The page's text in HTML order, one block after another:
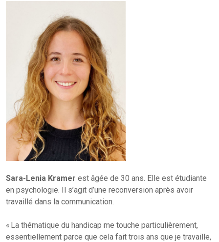
Sara-Lenia Kramer est âgée de 30 ans. Elle est étudiante
en psychologie. Il s’agit d’une reconversion après avoir
travaillé dans la communication.
« La thématique du handicap me touche particulièrement,
essentiellement parce que cela fait trois ans que je travaille,